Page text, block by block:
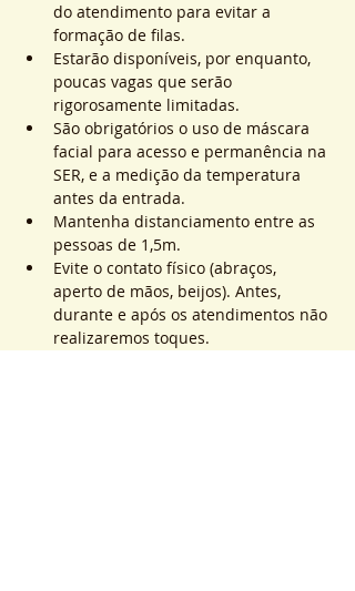
do atendimento para evitar a
formação de filas.
Estarão disponíveis, por enquanto,
poucas vagas que serão
rigorosamente limitadas.
São obrigatórios o uso de máscara
facial para acesso e permanência na
SER, e a medição da temperatura
antes da entrada.
Mantenha distanciamento entre as
pessoas de 1,5m.
Evite o contato físico (abraços,
aperto de mãos, beijos). Antes,
durante e após os atendimentos não
realizaremos toques.